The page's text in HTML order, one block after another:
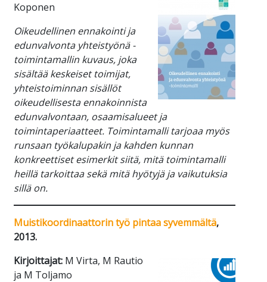
Koponen
Oikeudellinen ennakointi ja
edunvalvonta yhteistyönä -
toimintamallin kuvaus, joka
sisältää keskeiset toimijat,
yhteistoiminnan sisällöt
oikeudellisesta ennakoinnista
edunvalvontaan, osaamisalueet ja
toimintaperiaatteet. Toimintamalli tarjoaa myös
runsaan työkalupakin ja kahden kunnan
konkreettiset esimerkit siitä, mitä toimintamalli
heillä tarkoittaa sekä mitä hyötyjä ja vaikutuksia
sillä on.
Muistikoordinaattorin työ pintaa syvemmältä,
2013.
Kirjoittajat: M Virta, M Rautio
ja M Toljamo